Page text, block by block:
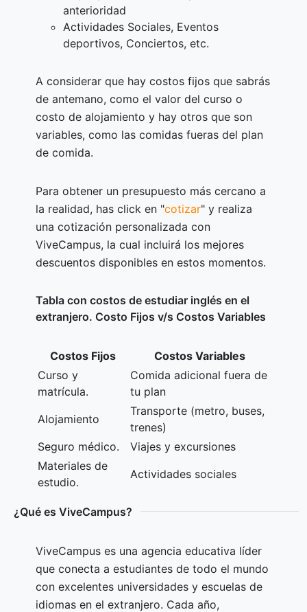
anterioridad
Actividades Sociales, Eventos
deportivos, Conciertos, etc.
A considerar que hay costos fijos que sabrás
de antemano, como el valor del curso o
costo de alojamiento y hay otros que son
variables, como las comidas fueras del plan
de comida.
Para obtener un presupuesto más cercano a
la realidad, has click en "cotizar" y realiza
una cotización personalizada con
ViveCampus, la cual incluirá los mejores
descuentos disponibles en estos momentos.
Tabla con costos de estudiar inglés en el
extranjero. Costo Fijos v/s Costos Variables
Costos Fijos
Costos Variables
Curso y
matrícula.
Comida adicional fuera de
tu plan
Alojamiento
Transporte (metro, buses,
trenes)
Seguro médico.
Viajes y excursiones
Materiales de
estudio.
Actividades sociales
¿Qué es ViveCampus?
ViveCampus es una agencia educativa líder
que conecta a estudiantes de todo el mundo
con excelentes universidades y escuelas de
idiomas en el extranjero. Cada año,